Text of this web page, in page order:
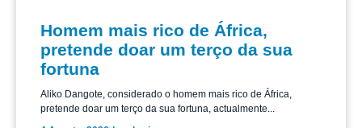
Homem mais rico de África,
pretende doar um terço da sua
fortuna
Aliko Dangote, considerado o homem mais rico de África,
pretende doar um terço da sua fortuna, actualmente...